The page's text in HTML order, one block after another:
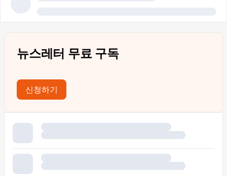
뉴스레터 무료 구독
신청하기